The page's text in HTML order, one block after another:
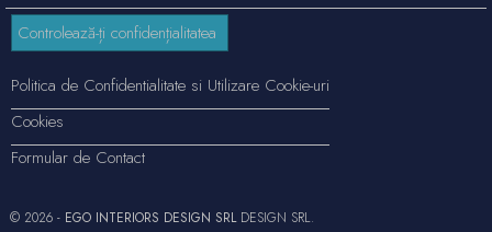
Controlează-ți confidențialitatea
Politica de Confidentialitate si Utilizare Cookie-uri
Cookies
Formular de Contact
© 2026 - EGO INTERIORS DESIGN SRLDESIGN SRL.